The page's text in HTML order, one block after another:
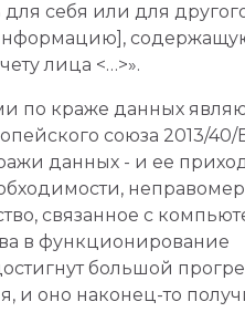
себя или для
лица <…>».
краже данных
союза 2013/40/
данных - и ее
связанное с
в функционирование
большой
и оно наконец-то